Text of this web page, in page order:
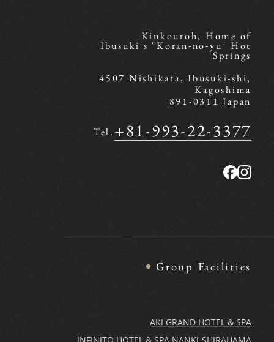
Kinkouroh, Home of
Ibusuki's "Koran-no-yu" Hot
Springs
4507 Nishikata, Ibusuki-shi,
Kagoshima
891-0311 Japan
Tel. +81-993-22-3377
Group Facilities
AKI GRAND HOTEL & SPA